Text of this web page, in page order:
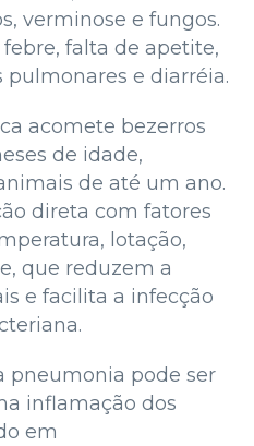
verminose e fungos.
falta de apetite,
pulmonares e diarréia.
acomete bezerros
de idade,
de até um ano.
direta com fatores
lotação,
que reduzem a
e facilita a infecção
pneumonia pode ser
inflamação dos
em